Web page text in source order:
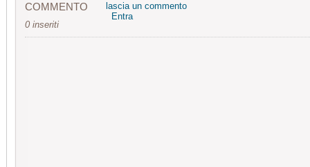
COMMENTO
0 inseriti
lascia un commento
Entra